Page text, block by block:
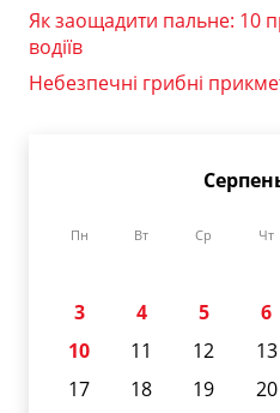
Як заощадити пальне: 10
водіїв
Небезпечні грибні
Пн Вт Ср Чт
3
4 5 6
10
11 12 13
17
18 19 20